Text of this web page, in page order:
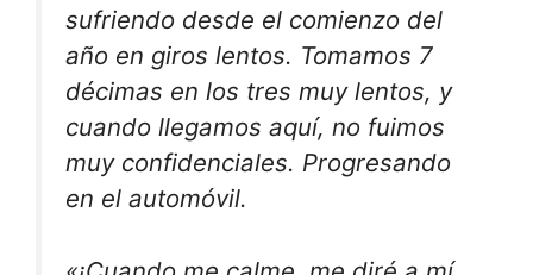
sufriendo desde el comienzo del
año en giros lentos. Tomamos 7
décimas en los tres muy lentos, y
cuando llegamos aquí, no fuimos
muy confidenciales. Progresando
en el automóvil.